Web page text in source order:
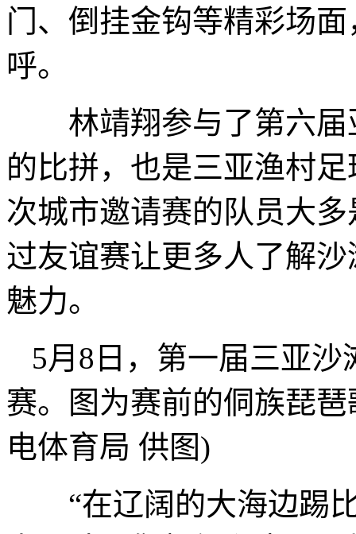
门、倒挂金钩等精彩场
呼。
林靖翔参与了第六届
的比拼，也是三亚渔村
次城市邀请赛的队员大
过友谊赛让更多人了解
魅力。
5月8日，第一届三亚
赛。图为赛前的侗族琵
电体育局 供图)
“在辽阔的大海边踢比